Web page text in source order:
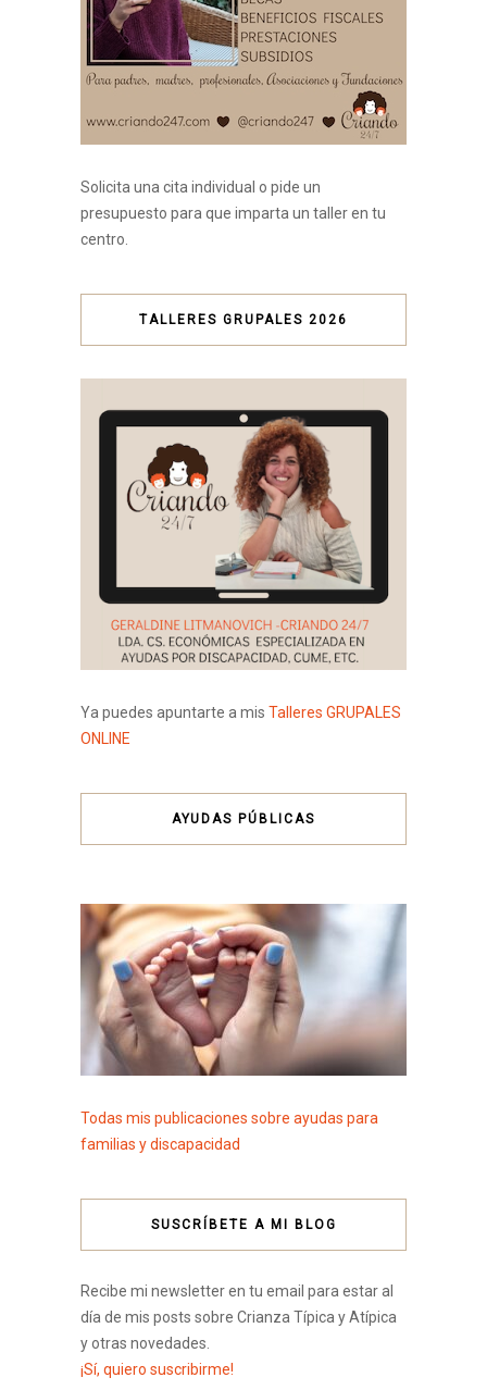
Solicita una cita individual o pide un
presupuesto para que imparta un taller en tu
centro.
TALLERES GRUPALES 2026
Ya puedes apuntarte a mis Talleres GRUPALES
ONLINE
AYUDAS PÚBLICAS
Todas mis publicaciones sobre ayudas para
familias y discapacidad
SUSCRÍBETE A MI BLOG
Recibe mi newsletter en tu email para estar al
día de mis posts sobre Crianza Típica y Atípica
y otras novedades.
¡Sí, quiero suscribirme!